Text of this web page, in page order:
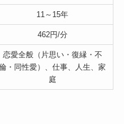
11～15年
462円/分
恋愛全般（片思い・復縁・不
・同性愛）、仕事、人生、家
庭